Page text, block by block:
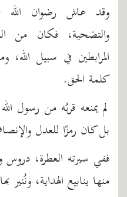
وقد عاش رضوان الله
والتضحية، فكان من
المرابطين في سبيل
كلمة الحق.
لم يمنعه قربُه من رسول
بل كان رمزًا للعدل
ففي سيرته العطرة،
منها ينابيع الهداية،